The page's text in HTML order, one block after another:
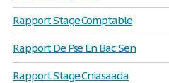
Rapport Stage Comptable
Rapport De Pse En Bac Sen
Rapport Stage Cniasaada